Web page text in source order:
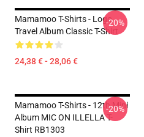
Mamamoo T-Shirts - Logo
Travel Album Classic T-Shirt
24,38 € - 28,06 €
-20%
Mamamoo T-Shirts - 12th Mini
Album MIC ON ILLELLA T-
Shirt RB1303
-20%